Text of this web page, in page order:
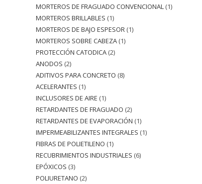
MORTEROS DE FRAGUADO CONVENCIONAL 1
MORTEROS BRILLABLES 1
MORTEROS DE BAJO ESPESOR 1
MORTEROS SOBRE CABEZA 1
PROTECCIÓN CATODICA 2
ANODOS 2
ADITIVOS PARA CONCRETO 8
ACELERANTES 1
INCLUSORES DE AIRE 1
RETARDANTES DE FRAGUADO 2
RETARDANTES DE EVAPORACIÓN 1
IMPERMEABILIZANTES INTEGRALES 1
FIBRAS DE POLIETILENO 1
RECUBRIMIENTOS INDUSTRIALES 6
EPÓXICOS 3
POLIURETANO 2